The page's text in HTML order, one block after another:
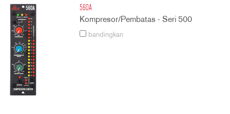
560A
Kompresor/Pembatas - Seri 500
bandingkan